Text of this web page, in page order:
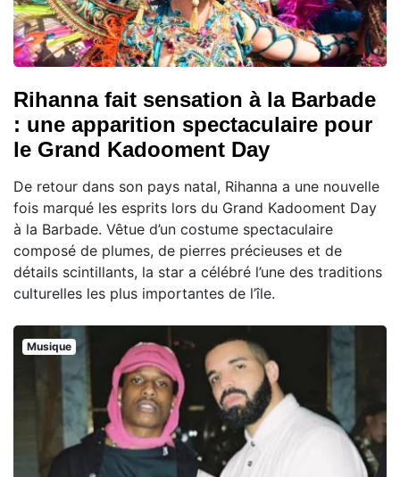
Rihanna fait sensation à la Barbade
: une apparition spectaculaire pour
le Grand Kadooment Day
De retour dans son pays natal, Rihanna a une nouvelle
fois marqué les esprits lors du Grand Kadooment Day
à la Barbade. Vêtue d’un costume spectaculaire
composé de plumes, de pierres précieuses et de
détails scintillants, la star a célébré l’une des traditions
culturelles les plus importantes de l’île.
Musique